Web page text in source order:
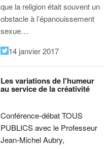
que la religion était souvent un
obstacle à l’épanouissement
sexue…
14 janvier 2017
Les variations de l'humeur
au service de la créativité
Conférence-débat TOUS
PUBLICS avec le Professeur
Jean-Michel Aubry,